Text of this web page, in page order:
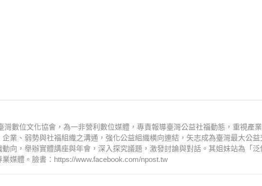
灣數位文化協會，為一非營利數位媒體，專責報導臺灣公益社福動態，重視產
業、弱勢與社福組織之溝通，強化公益組織橫向連結，矢志成為臺灣最大公益
向，舉辦實體講座與年會，深入探究議題，激發討論與對話。其姐妹站為「泛
媒體。臉書：https://www.facebook.com/npost.tw